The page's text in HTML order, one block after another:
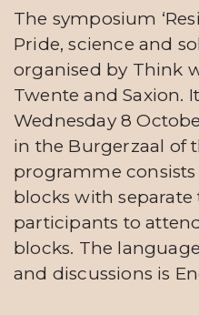
The symposium
Pride, science and
organised by Think
Twente and Saxion.
Wednesday 8
in the Burgerzaal of
programme
blocks with
participants to
blocks. The
and discussions is